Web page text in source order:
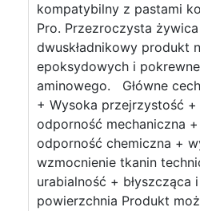
kompatybilny z pastami
Pro. Przezroczysta
dwuskładnikowy produkt
epoksydowych i
aminowego. Główne
+ Wysoka przejrzystość +
odporność mechaniczna +
odporność chemiczna +
wzmocnienie tkanin
urabialność + błyszcząca
powierzchnia Produkt